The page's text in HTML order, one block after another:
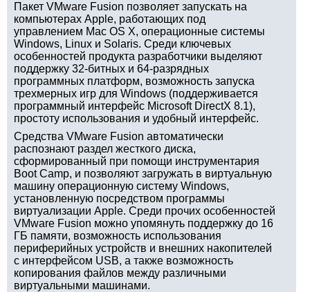
Пакет VMware Fusion позволяет запускать на
компьютерах Apple, работающих под
управлением Mac OS X, операционные системы
Windows, Linux и Solaris. Среди ключевых
особенностей продукта разработчики выделяют
поддержку 32-битных и 64-разрядных
программных платформ, возможность запуска
трехмерных игр для Windows (поддерживается
программный интерфейс Microsoft DirectX 8.1),
простоту использования и удобный интерфейс.
Средства VMware Fusion автоматически
распознают раздел жесткого диска,
сформированный при помощи инструментария
Boot Camp, и позволяют загружать в виртуальную
машину операционную систему Windows,
установленную посредством программы
виртуализации Apple. Среди прочих особенностей
VMware Fusion можно упомянуть поддержку до 16
ГБ памяти, возможность использования
периферийных устройств и внешних накопителей
с интерфейсом USB, а также возможность
копирования файлов между различными
виртуальными машинами.